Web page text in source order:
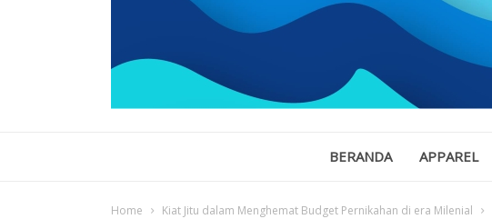
BERANDA APPAREL
Home Kiat Jitu dalam Menghemat Budget Pernikahan di era Milenial